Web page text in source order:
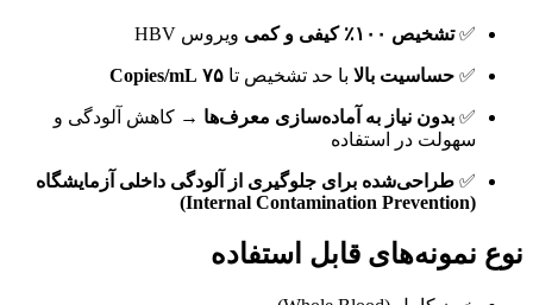
✅تشخیص ۱۰۰٪ کیفی و کمی ویروس HBV
✅ حساسیت بالابا حد تشخیص تا ۷۵ Copies/mL
✅ بدون نیاز به آماده‌سازی معرف‌ها→ کاهش آلودگی و
سهولت در استفاده
✅ طراحی‌شده برای جلوگیری از آلودگی داخلی آزمایشگاه
(Internal Contamination Prevention)
نوع نمونه‌های قابل استفاده